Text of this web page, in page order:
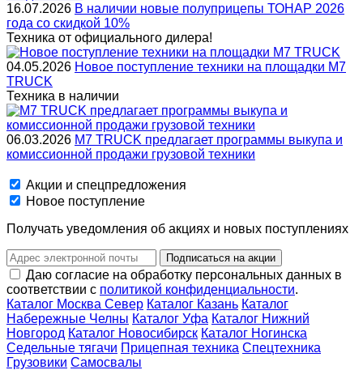
16.07.2026 В наличии новые полуприцепы ТОНАР 2026
года со скидкой 10%
Техника от официального дилера!
04.05.2026 Новое поступление техники на площадки M7
TRUCK
Техника в наличии
06.03.2026 M7 TRUCK предлагает программы выкупа и
комиссионной продажи грузовой техники
Акции и спецпредложения
Новое поступление
Получать уведомления об акциях и новых поступлениях
Подписаться на акции
Даю согласие на обработку персональных данных в
соответствии с политикой конфиденциальности.
Каталог Москва Север Каталог Казань Каталог
Набережные Челны Каталог Уфа Каталог Нижний
Новгород Каталог Новосибирск Каталог Ногинска
Седельные тягачи Прицепная техника Спецтехника
Грузовики Самосвалы